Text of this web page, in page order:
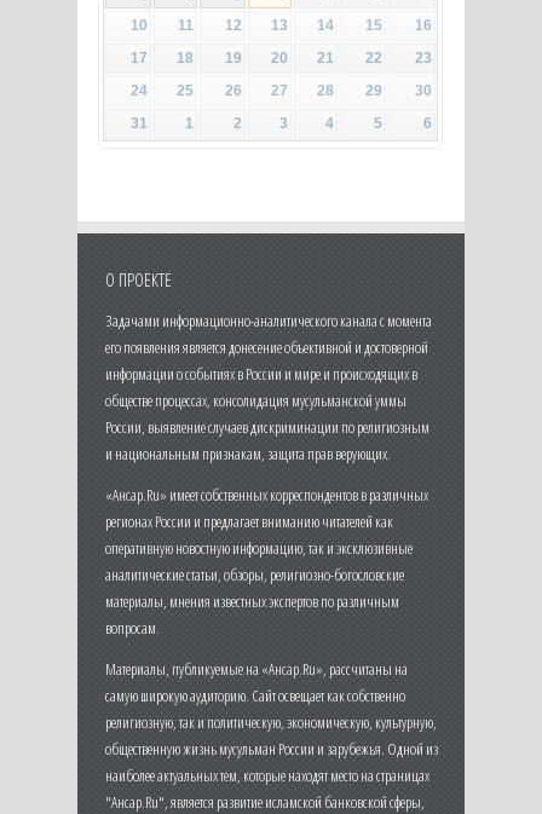
10
11 12 13 14 15
16
17
18 19 20 21 22
23
24
25 26 27 28 29
30
31
1 2 3 4 5 6
О ПРОЕКТЕ
Задачами информационно-аналитического канала с момента
его появления является донесение объективной и достоверной
информации о событиях в России и мире и происходящих в
обществе процессах, консолидация мусульманской уммы
России, выявление случаев дискриминации по религиозным
и национальным признакам, защита прав верующих.
«Ансар.Ru» имеет собственных корреспондентов в различных
регионах России и предлагает вниманию читателей как
оперативную новостную информацию, так и эксклюзивные
аналитические статьи, обзоры, религиозно-богословские
материалы, мнения известных экспертов по различным
вопросам.
Материалы, публикуемые на «Ансар.Ru», рассчитаны на
самую широкую аудиторию. Сайт освещает как собственно
религиозную, так и политическую, экономическую, культурную,
общественную жизнь мусульман России и зарубежья. Одной из
наиболее актуальных тем, которые находят место на страницах
"Ансар.Ru", является развитие исламской банковской сферы,